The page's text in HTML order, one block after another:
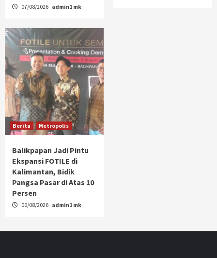
07/08/2026 admin1 mk
Berita Metropolis
Balikpapan Jadi Pintu
Ekspansi FOTILE di
Kalimantan, Bidik
Pangsa Pasar di Atas 10
Persen
06/08/2026 admin1 mk